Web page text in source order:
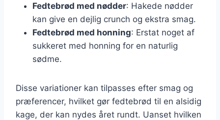
Fedtebrød med nødder: Hakede nødder
kan give en dejlig crunch og ekstra smag.
Fedtebrød med honning: Erstat noget af
sukkeret med honning for en naturlig
sødme.
Disse variationer kan tilpasses efter smag og
præferencer, hvilket gør fedtebrød til en alsidig
kage, der kan nydes året rundt. Uanset hvilken